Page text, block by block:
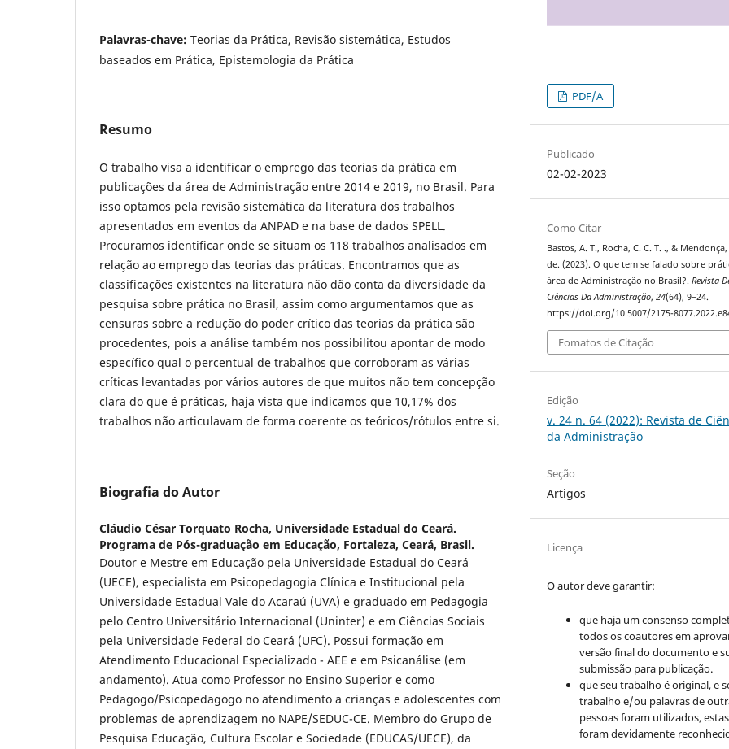
Palavras-chave: Teorias da Prática, Revisão sistemática, Estudos
baseados em Prática, Epistemologia da Prática
Resumo
O trabalho visa a identificar o emprego das teorias da prática em
publicações da área de Administração entre 2014 e 2019, no Brasil. Para
isso optamos pela revisão sistemática da literatura dos trabalhos
apresentados em eventos da ANPAD e na base de dados SPELL.
Procuramos identificar onde se situam os 118 trabalhos analisados em
relação ao emprego das teorias das práticas. Encontramos que as
classificações existentes na literatura não dão conta da diversidade da
pesquisa sobre prática no Brasil, assim como argumentamos que as
censuras sobre a redução do poder crítico das teorias da prática são
procedentes, pois a análise também nos possibilitou apontar de modo
específico qual o percentual de trabalhos que corroboram as várias
críticas levantadas por vários autores de que muitos não tem concepção
clara do que é práticas, haja vista que indicamos que 10,17% dos
trabalhos não articulavam de forma coerente os teóricos/rótulos entre si.
Biografia do Autor
Cláudio César Torquato Rocha, Universidade Estadual do Ceará.
Programa de Pós-graduação em Educação, Fortaleza, Ceará, Brasil.
Doutor e Mestre em Educação pela Universidade Estadual do Ceará
(UECE), especialista em Psicopedagogia Clínica e Institucional pela
Universidade Estadual Vale do Acaraú (UVA) e graduado em Pedagogia
pelo Centro Universitário Internacional (Uninter) e em Ciências Sociais
pela Universidade Federal do Ceará (UFC). Possui formação em
Atendimento Educacional Especializado - AEE e em Psicanálise (em
andamento). Atua como Professor no Ensino Superior e como
Pedagogo/Psicopedagogo no atendimento a crianças e adolescentes com
problemas de aprendizagem no NAPE/SEDUC-CE. Membro do Grupo de
Pesquisa Educação, Cultura Escolar e Sociedade (EDUCAS/UECE), da
PDF/A
Publicado
02-02-2023
Como Citar
Bastos, A. T., Rocha, C. C. T. ., & Mendonça,
de. (2023). O que tem se falado sobre
área de Administração no Brasil?.Revista
Ciências Da Administração,24(64), 9–24.
https://doi.org/10.5007/2175-
Fomatos de Citação
Edição
v. 24 n. 64 (2022): Revista de
da Administração
Seção
Artigos
Licença
O autor deve garantir:
que haja um consenso
todos os coautores em
versão final do documento e
submissão para publicação.
que seu trabalho é original, e
trabalho e/ou palavras de
pessoas foram utilizados, estas
foram devidamente